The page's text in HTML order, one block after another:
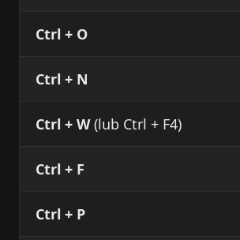
Ctrl + O
Ctrl + N
Ctrl + W(lub Ctrl + F4)
Ctrl + F
Ctrl + P